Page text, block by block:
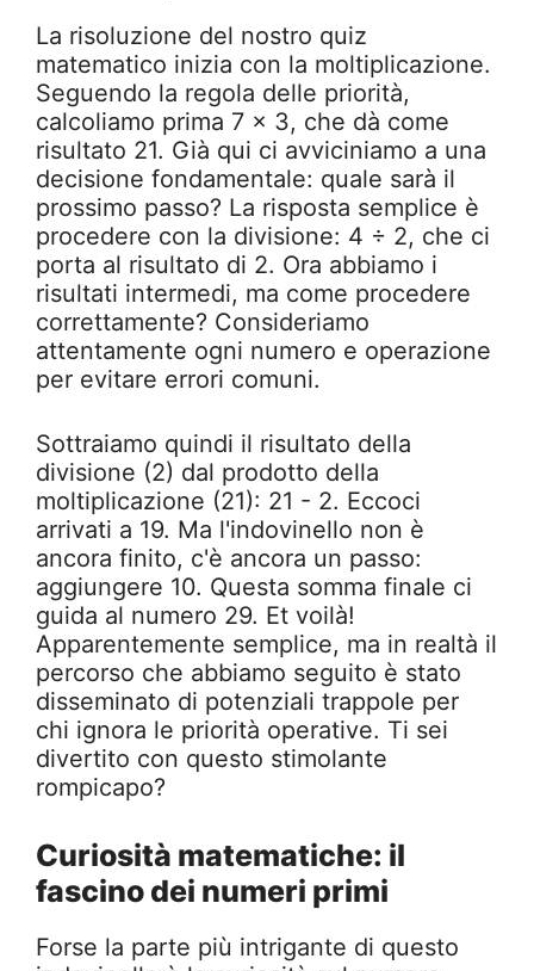
La risoluzione del nostro quiz
matematico inizia con la moltiplicazione.
Seguendo la regola delle priorità,
calcoliamo prima 7 x 3, che dà come
risultato 21. Già qui ci avviciniamo a una
decisione fondamentale: quale sarà il
prossimo passo? La risposta semplice è
procedere con la divisione: 4 ÷ 2, che ci
porta al risultato di 2. Ora abbiamo i
risultati intermedi, ma come procedere
correttamente? Consideriamo
attentamente ogni numero e operazione
per evitare errori comuni.
Sottraiamo quindi il risultato della
divisione (2) dal prodotto della
moltiplicazione (21): 21 - 2. Eccoci
arrivati a 19. Ma l'indovinello non è
ancora finito, c'è ancora un passo:
aggiungere 10. Questa somma finale ci
guida al numero 29. Et voilà!
Apparentemente semplice, ma in realtà il
percorso che abbiamo seguito è stato
disseminato di potenziali trappole per
chi ignora le priorità operative. Ti sei
divertito con questo stimolante
rompicapo?
Curiosità matematiche: il
fascino dei numeri primi
Forse la parte più intrigante di questo